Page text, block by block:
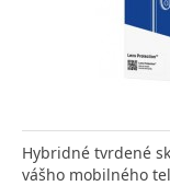
Hybridné tvrdené
vášho mobilného